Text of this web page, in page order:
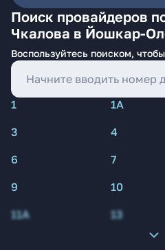
Поиск провайдеров
Чкалова в Йошкар-
Воспользуйтесь поиском,
1 1А
3
4
6
7
9
10
11А
13